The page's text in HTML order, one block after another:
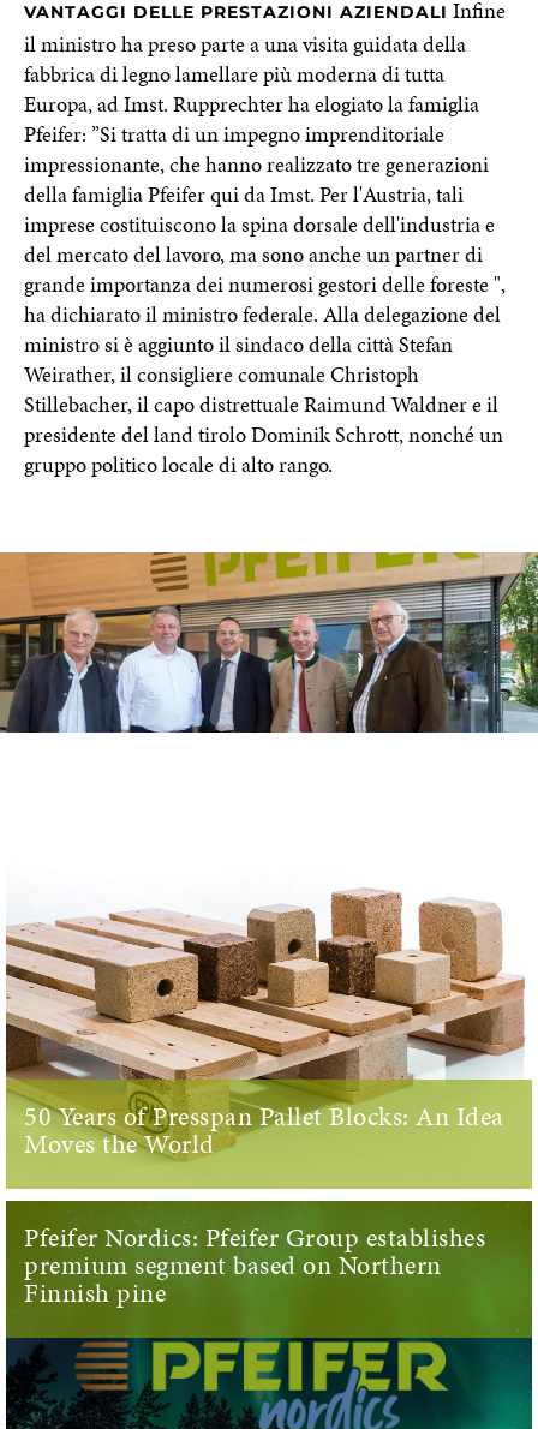
VANTAGGI DELLE PRESTAZIONI AZIENDALI Infine
il ministro ha preso parte a una visita guidata della
fabbrica di legno lamellare più moderna di tutta
Europa, ad Imst. Rupprechter ha elogiato la famiglia
Pfeifer: ’’Si tratta di un impegno imprenditoriale
impressionante, che hanno realizzato tre generazioni
della famiglia Pfeifer qui da Imst. Per l'Austria, tali
imprese costituiscono la spina dorsale dell'industria e
del mercato del lavoro, ma sono anche un partner di
grande importanza dei numerosi gestori delle foreste ",
ha dichiarato il ministro federale. Alla delegazione del
ministro si è aggiunto il sindaco della città Stefan
Weirather, il consigliere comunale Christoph
Stillebacher, il capo distrettuale Raimund Waldner e il
presidente del land tirolo Dominik Schrott, nonché un
gruppo politico locale di alto rango.
50 Years of Presspan Pallet Blocks: An Idea
Moves the World
Pfeifer Nordics: Pfeifer Group establishes
premium segment based on Northern
Finnish pine